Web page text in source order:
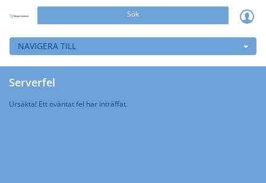
Sök
NAVIGERA TILL
Serverfel
Ursäkta! Ett oväntat fel har inträffat.